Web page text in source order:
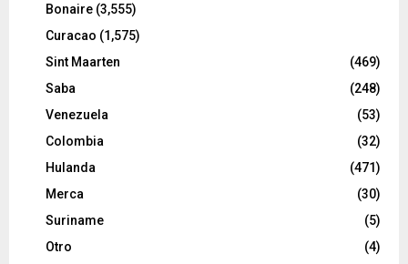
Bonaire (3,555)
Curacao (1,575)
Sint Maarten
(469)
Saba
(248)
Venezuela
(53)
Colombia
(32)
Hulanda
(471)
Merca
(30)
Suriname
(5)
Otro
(4)